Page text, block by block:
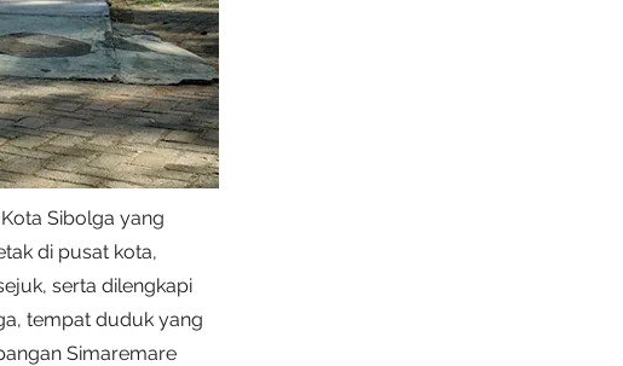
Sibolga yang
di pusat kota,
serta dilengkapi
tempat duduk yang
Simaremare